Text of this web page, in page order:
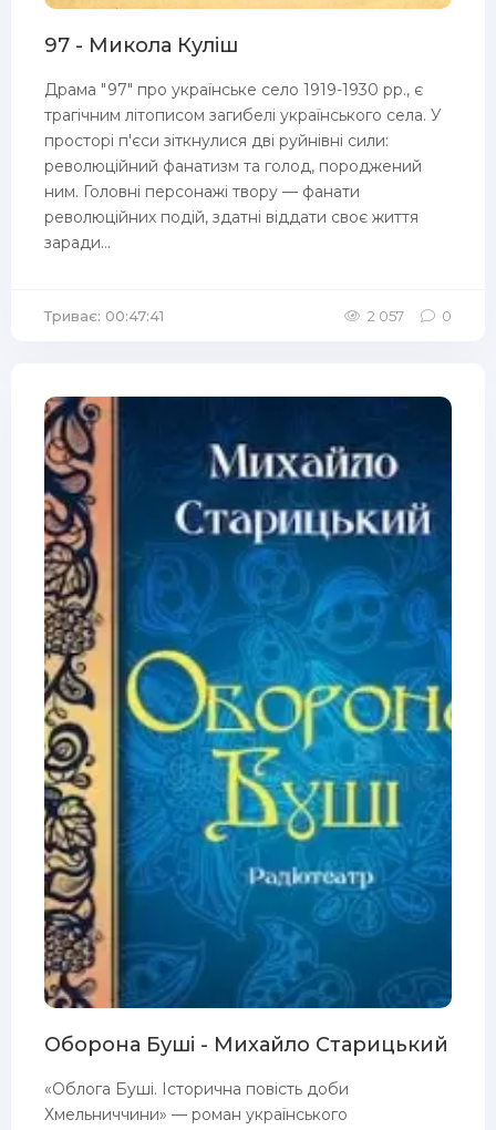
97 - Микола Куліш
Драма "97" про українське село 1919-1930 pp., є
трагічним літописом загибелі українського села. У
просторі п'єси зіткнулися дві руйнівні сили:
революційний фанатизм та голод, породжений
ним. Головні персонажі твору — фанати
революційних подій, здатні віддати своє життя
заради...
Триває: 00:47:41 2 057 0
Оборона Буші - Михайло Старицький
«Облога Буші. Історична повість доби
Хмельниччини» — роман українського